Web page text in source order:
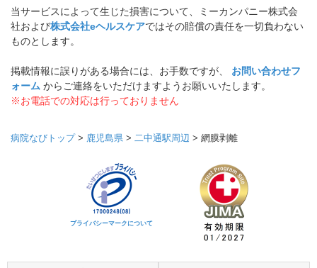
当サービスによって生じた損害について、ミーカンパニー株式会
社および株式会社eヘルスケアではその賠償の責任を一切負わない
ものとします。
掲載情報に誤りがある場合には、お手数ですが、 お問い合わせフ
ォーム からご連絡をいただけますようお願いいたします。
※お電話での対応は行っておりません
病院なびトップ> 鹿児島県 > 二中通駅周辺 > 網膜剥離
プライバシーマークについて